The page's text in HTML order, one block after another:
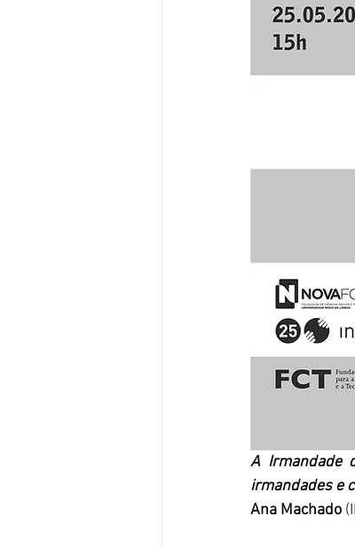
A Irmandade
irmandades e
Ana Machado